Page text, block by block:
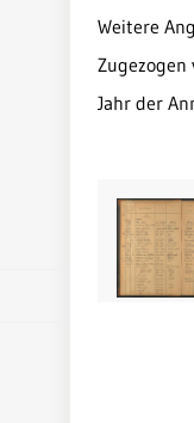
Weitere
Zugezogen
Jahr der